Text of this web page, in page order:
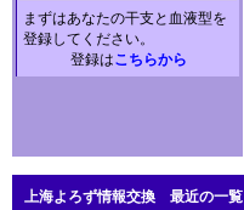
まずはあなたの干支と血液型を
登録してください。
登録はこちらから
上海よろず情報交換 最近の一覧